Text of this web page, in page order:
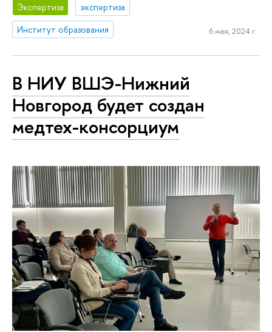
Экспертиза
экспертиза
Институт образования
6 мая, 2024 г.
В НИУ ВШЭ-Нижний
Новгород будет создан
медтех-консорциум